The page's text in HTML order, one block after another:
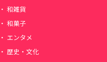
和雑貨
和菓子
エンタメ
歴史・文化